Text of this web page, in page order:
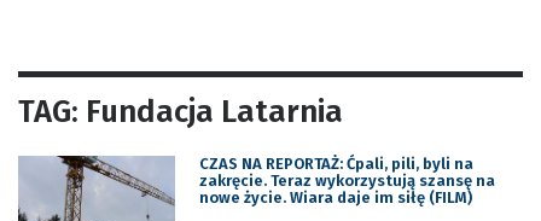
TAG: Fundacja Latarnia
CZAS NA REPORTAŻ: Ćpali, pili, byli na
zakręcie. Teraz wykorzystują szansę na
nowe życie. Wiara daje im siłę (FILM)